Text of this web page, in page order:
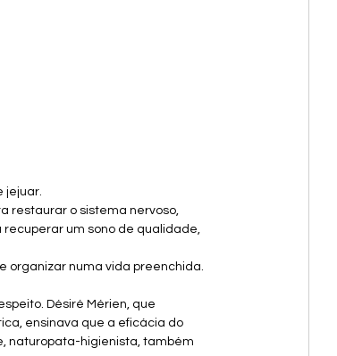
jejuar.
restaurar o sistema nervoso,
um sono de qualidade,
organizar numa vida preenchida.
Désiré Mérien, que
ensinava que a eficácia do
naturopata-higienista, também